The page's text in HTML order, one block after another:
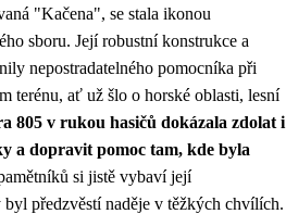
"Kačena", se stala ikonou
sboru. Její robustní konstrukce a
nepostradatelného pomocníka při
terénu, ať už šlo o horské oblasti, lesní
805 v rukou hasičů dokázala zdolat i
a dopravit pomoc tam, kde byla
si jistě vybaví její
předzvěstí naděje v těžkých chvílích.